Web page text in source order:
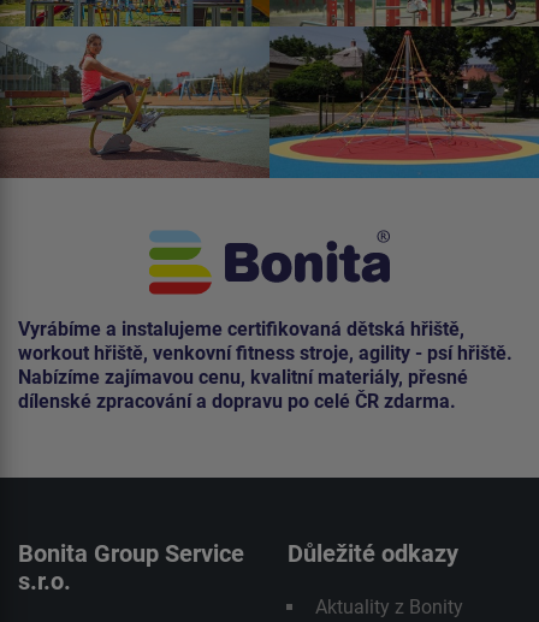
Vyrábíme a instalujeme certifikovaná dětská hřiště,
workout hřiště, venkovní fitness stroje, agility - psí hřiště.
Nabízíme zajímavou cenu, kvalitní materiály, přesné
dílenské zpracování a dopravu po celé ČR zdarma.
Bonita Group Service
s.r.o.
Důležité odkazy
Aktuality z Bonity